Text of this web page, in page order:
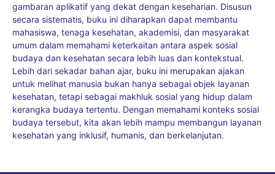
gambaran aplikatif yang dekat dengan keseharian. Disusun
secara sistematis, buku ini diharapkan dapat membantu
mahasiswa, tenaga kesehatan, akademisi, dan masyarakat
umum dalam memahami keterkaitan antara aspek sosial
budaya dan kesehatan secara lebih luas dan kontekstual.
Lebih dari sekadar bahan ajar, buku ini merupakan ajakan
untuk melihat manusia bukan hanya sebagai objek layanan
kesehatan, tetapi sebagai makhluk sosial yang hidup dalam
kerangka budaya tertentu. Dengan memahami konteks sosial
budaya tersebut, kita akan lebih mampu membangun layanan
kesehatan yang inklusif, humanis, dan berkelanjutan.